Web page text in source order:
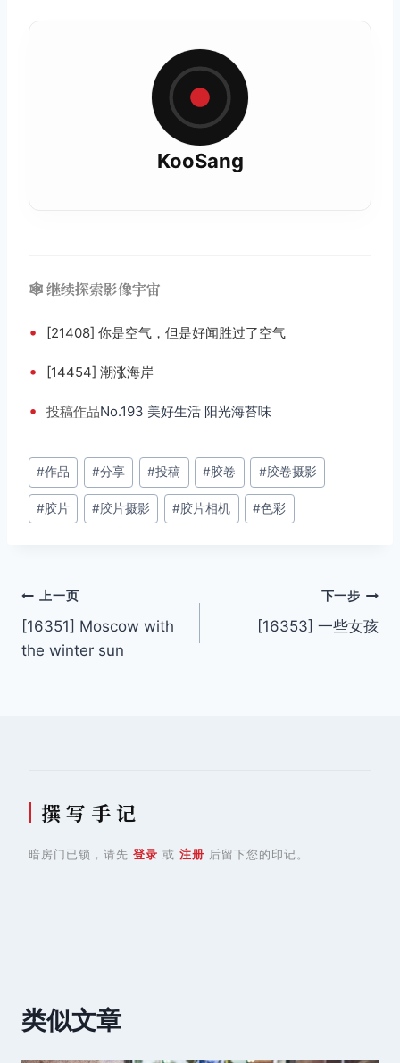
KooSang
🕸️ 继续探索影像宇宙
• [21408] 你是空气，但是好闻胜过了空气
• [14454] 潮涨海岸
• 投稿作品No.193 美好生活 阳光海苔味
文
章
标
#作品 #分享 #投稿 #胶卷 #胶卷摄影
#胶片 #胶片摄影 #胶片相机 #色彩
文
章
上一页
[16351] Moscow with
the winter sun
下一步
[16353] 一些女孩
撰 写 手 记
暗房门已锁，请先 登录 或 注册 后留下您的印记。
类似文章